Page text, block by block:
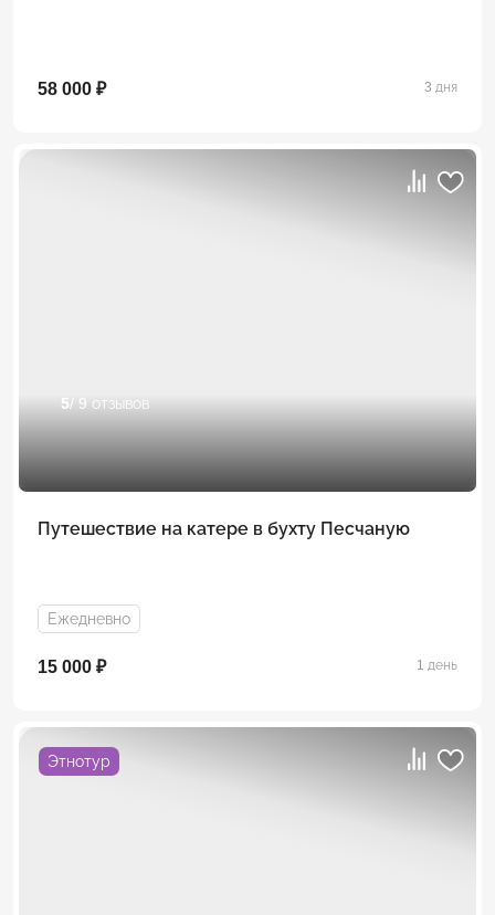
58 000 ₽ 3 дня
5/ 9 отзывов
Путешествие на катере в бухту Песчаную
Ежедневно
15 000 ₽ 1 день
Этнотур